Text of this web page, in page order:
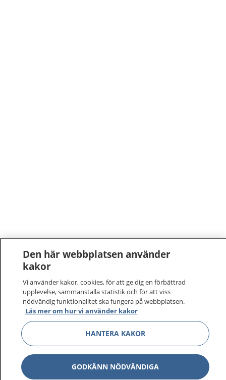
1177 –tryggt om din hälsa och vård
På 1177.se får du råd om hälsa och information om
sjukdomar och vilka mottagningar du kan kontakta.
Logga in för att läsa din journal och göra dina
vårdärenden. Ring telefonnummer 1177 för
sjukvårdsrådgivning dygnet runt.
1177 ger dig råd när du vill må bättre.
Den här webbplatsen använder
kakor
Vi använder kakor, cookies, för att ge dig en förbättrad
upplevelse, sammanställa statistik och för att viss
nödvändig funktionalitet ska fungera på webbplatsen.
Läs mer om hur vi använder kakor
HANTERA KAKOR
GODKÄNN NÖDVÄNDIGA